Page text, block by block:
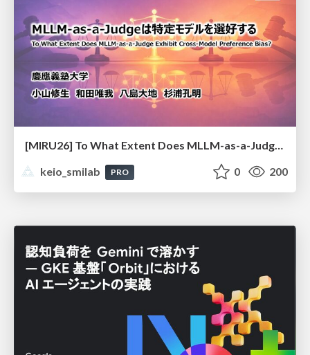
[MIRU26] To What Extent Does MLLM-as-a-Judge Exhibit Cross-Model Preference Bias?
keio_smilab
PRO 0 200